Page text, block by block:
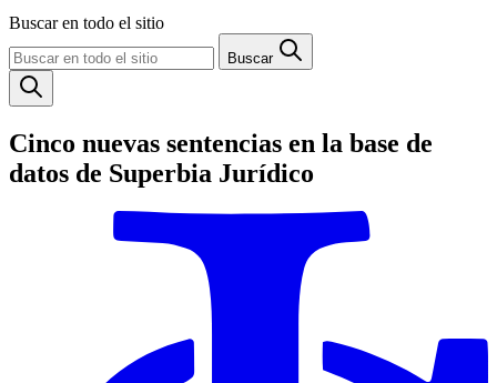
Buscar en todo el sitio
Buscar
Cinco nuevas sentencias en la base de
datos de Superbia Jurídico